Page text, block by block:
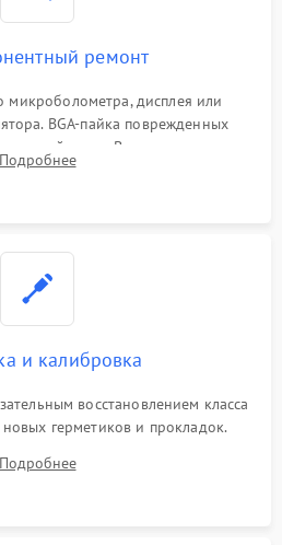
ремонт
микроболометра, дисплея или
BGA-пайка поврежденных
плате. Восстановление
поврежденных элементов
Подробнее
и калибровка
восстановлением класса
герметиков и прокладок.
матрицы по эталонному
точного измерения температур.
Подробнее